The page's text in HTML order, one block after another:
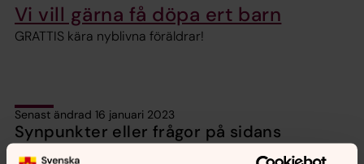
Vi vill gärna få döpa ert barn
GRATTIS kära nyblivna föräldrar!
Senast ändrad 16 januari 2023
Synpunkter eller frågor på sidans
innehåll?